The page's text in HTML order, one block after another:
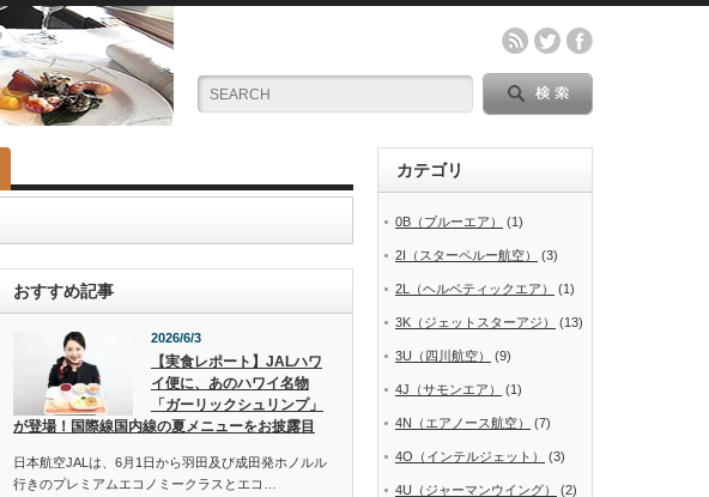
おすすめ記事
2026/6/3
【実食レポート】JALハワ
イ便に、あのハワイ名物
「ガーリックシュリンプ」
が登場！国際線国内線の夏メニューをお披露目
日本航空JALは、6月1日から羽田及び成田発ホノルル
行きのプレミアムエコノミークラスとエコ…
カテゴリ
0B（ブルーエア） (1)
2I（スターペルー航空） (3)
2L（ヘルベティックエア） (1)
3K（ジェットスターアジ） (13)
3U（四川航空） (9)
4J（サモンエア） (1)
4N（エアノース航空） (7)
4O（インテルジェット） (3)
4U（ジャーマンウイング） (2)